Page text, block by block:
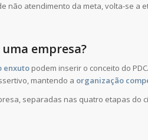
não atendimento da meta, volta-se a
empresa?
enxuto podem inserir o conceito do
mantendo a organização
separadas nas quatro etapas do